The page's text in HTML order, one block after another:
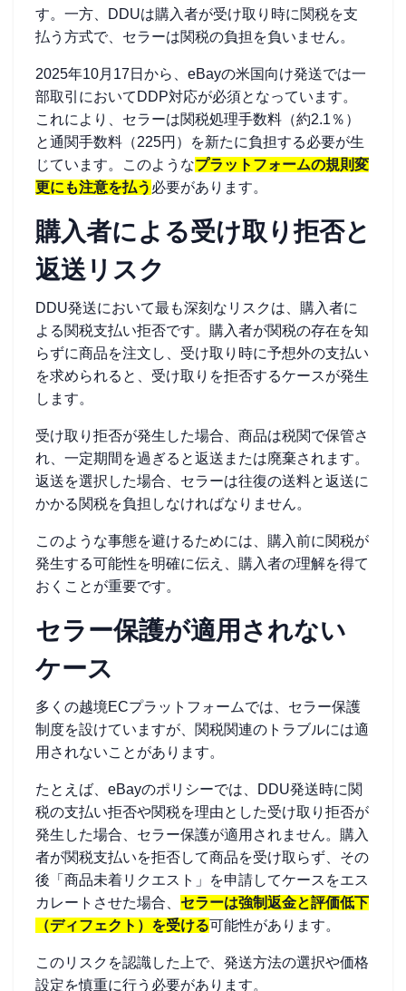
す。一方、DDUは購入者が受け取り時に関税を支
払う方式で、セラーは関税の負担を負いません。
2025年10月17日から、eBayの米国向け発送では一
部取引においてDDP対応が必須となっています。
これにより、セラーは関税処理手数料（約2.1％）
と通関手数料（225円）を新たに負担する必要が生
じています。このようなプラットフォームの規則変
更にも注意を払う 必要があります。
購入者による受け取り拒否と
返送リスク
DDU発送において最も深刻なリスクは、購入者に
よる関税支払い拒否です。購入者が関税の存在を知
らずに商品を注文し、受け取り時に予想外の支払い
を求められると、受け取りを拒否するケースが発生
します。
受け取り拒否が発生した場合、商品は税関で保管さ
れ、一定期間を過ぎると返送または廃棄されます。
返送を選択した場合、セラーは往復の送料と返送に
かかる関税を負担しなければなりません。
このような事態を避けるためには、購入前に関税が
発生する可能性を明確に伝え、購入者の理解を得て
おくことが重要です。
セラー保護が適用されない
ケース
多くの越境ECプラットフォームでは、セラー保護
制度を設けていますが、関税関連のトラブルには適
用されないことがあります。
たとえば、eBayのポリシーでは、DDU発送時に関
税の支払い拒否や関税を理由とした受け取り拒否が
発生した場合、セラー保護が適用されません。購入
者が関税支払いを拒否して商品を受け取らず、その
後「商品未着リクエスト」を申請してケースをエス
カレートさせた場合、 セラーは強制返金と評価低下
（ディフェクト）を受ける可能性があります。
このリスクを認識した上で、発送方法の選択や価格
設定を慎重に行う必要があります。